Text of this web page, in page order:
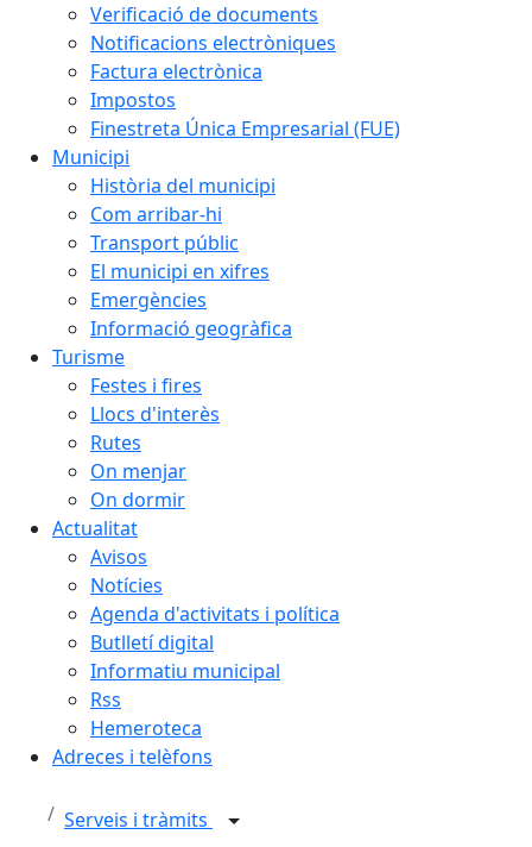
Verificació de documents
Notificacions electròniques
Factura electrònica
Impostos
Finestreta Única Empresarial (FUE)
Municipi
Història del municipi
Com arribar-hi
Transport públic
El municipi en xifres
Emergències
Informació geogràfica
Turisme
Festes i fires
Llocs d'interès
Rutes
On menjar
On dormir
Actualitat
Avisos
Notícies
Agenda d'activitats i política
Butlletí digital
Informatiu municipal
Rss
Hemeroteca
Adreces i telèfons
Serveis i tràmits